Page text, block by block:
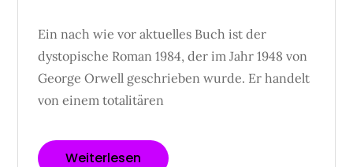
Ein nach wie vor aktuelles Buch ist der
dystopische Roman 1984, der im Jahr 1948 von
George Orwell geschrieben wurde. Er handelt
von einem totalitären
Weiterlesen